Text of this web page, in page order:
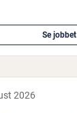
Se jobbet
2026